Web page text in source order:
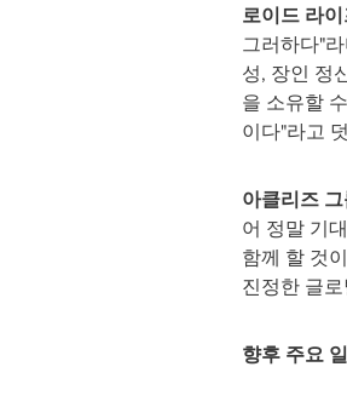
로이드 라
그러하다"
성, 장인 정
을 소유할
이다"라고
아클리즈
어 정말 기
함께 할 것
진정한 글
향후 주요